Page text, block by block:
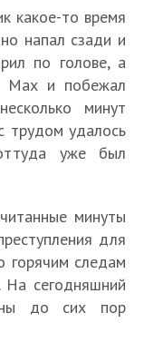
какое-то время
напал сзади и
по голове, а
Max и побежал
минут
трудом удалось
уже был
минуты
для
горячим следам
На сегодняшний
до сих пор